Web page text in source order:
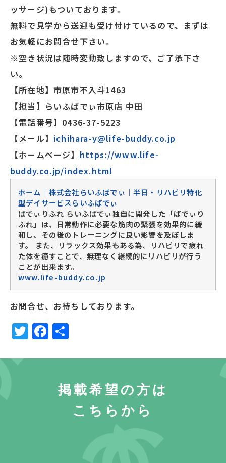
ッサージ)もついております。
無料で見学から送迎も受け付けているので、まずは
お気軽にお問合せ下さい。
※空き状況は随時変動致しますので、ご了承下さ
い。
【所在地】市原市不入斗1463
【担当】らいふばでぃ市原店 中田
【電話番号】0436-37-5223
【メール】 ichihara-y@life-buddy.co.jp
【ホームページ】 https://www.life-
buddy.co.jp/index.html
ホーム｜株式会社らいふばでぃ｜半日・リハビリ特化
型デイサービスらいふばでぃ
ばでぃりふれ らいふばでぃ独自に開発した「ばでぃり
ふれ」は、日常動作に必要な筋肉の緊張を効果的に緩
和し、その後のトレーニングに良い影響を及ぼしま
す。 また、リラックス効果もある為、リハビリで疲れ
た体を癒すことで、無理なく継続的にリハビリが行う
ことが出来ます。
www.life-buddy.co.jp
お問合せ、お待ちしております。
Twitter
Facebook
掲載希望の方は
こちらから